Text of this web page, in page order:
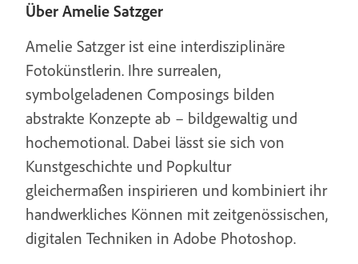
Über Amelie Satzger
Amelie Satzger ist eine interdisziplinäre
Fotokünstlerin. Ihre surrealen,
symbolgeladenen Composings bilden
abstrakte Konzepte ab – bildgewaltig und
hochemotional. Dabei lässt sie sich von
Kunstgeschichte und Popkultur
gleichermaßen inspirieren und kombiniert ihr
handwerkliches Können mit zeitgenössischen,
digitalen Techniken in Adobe Photoshop.